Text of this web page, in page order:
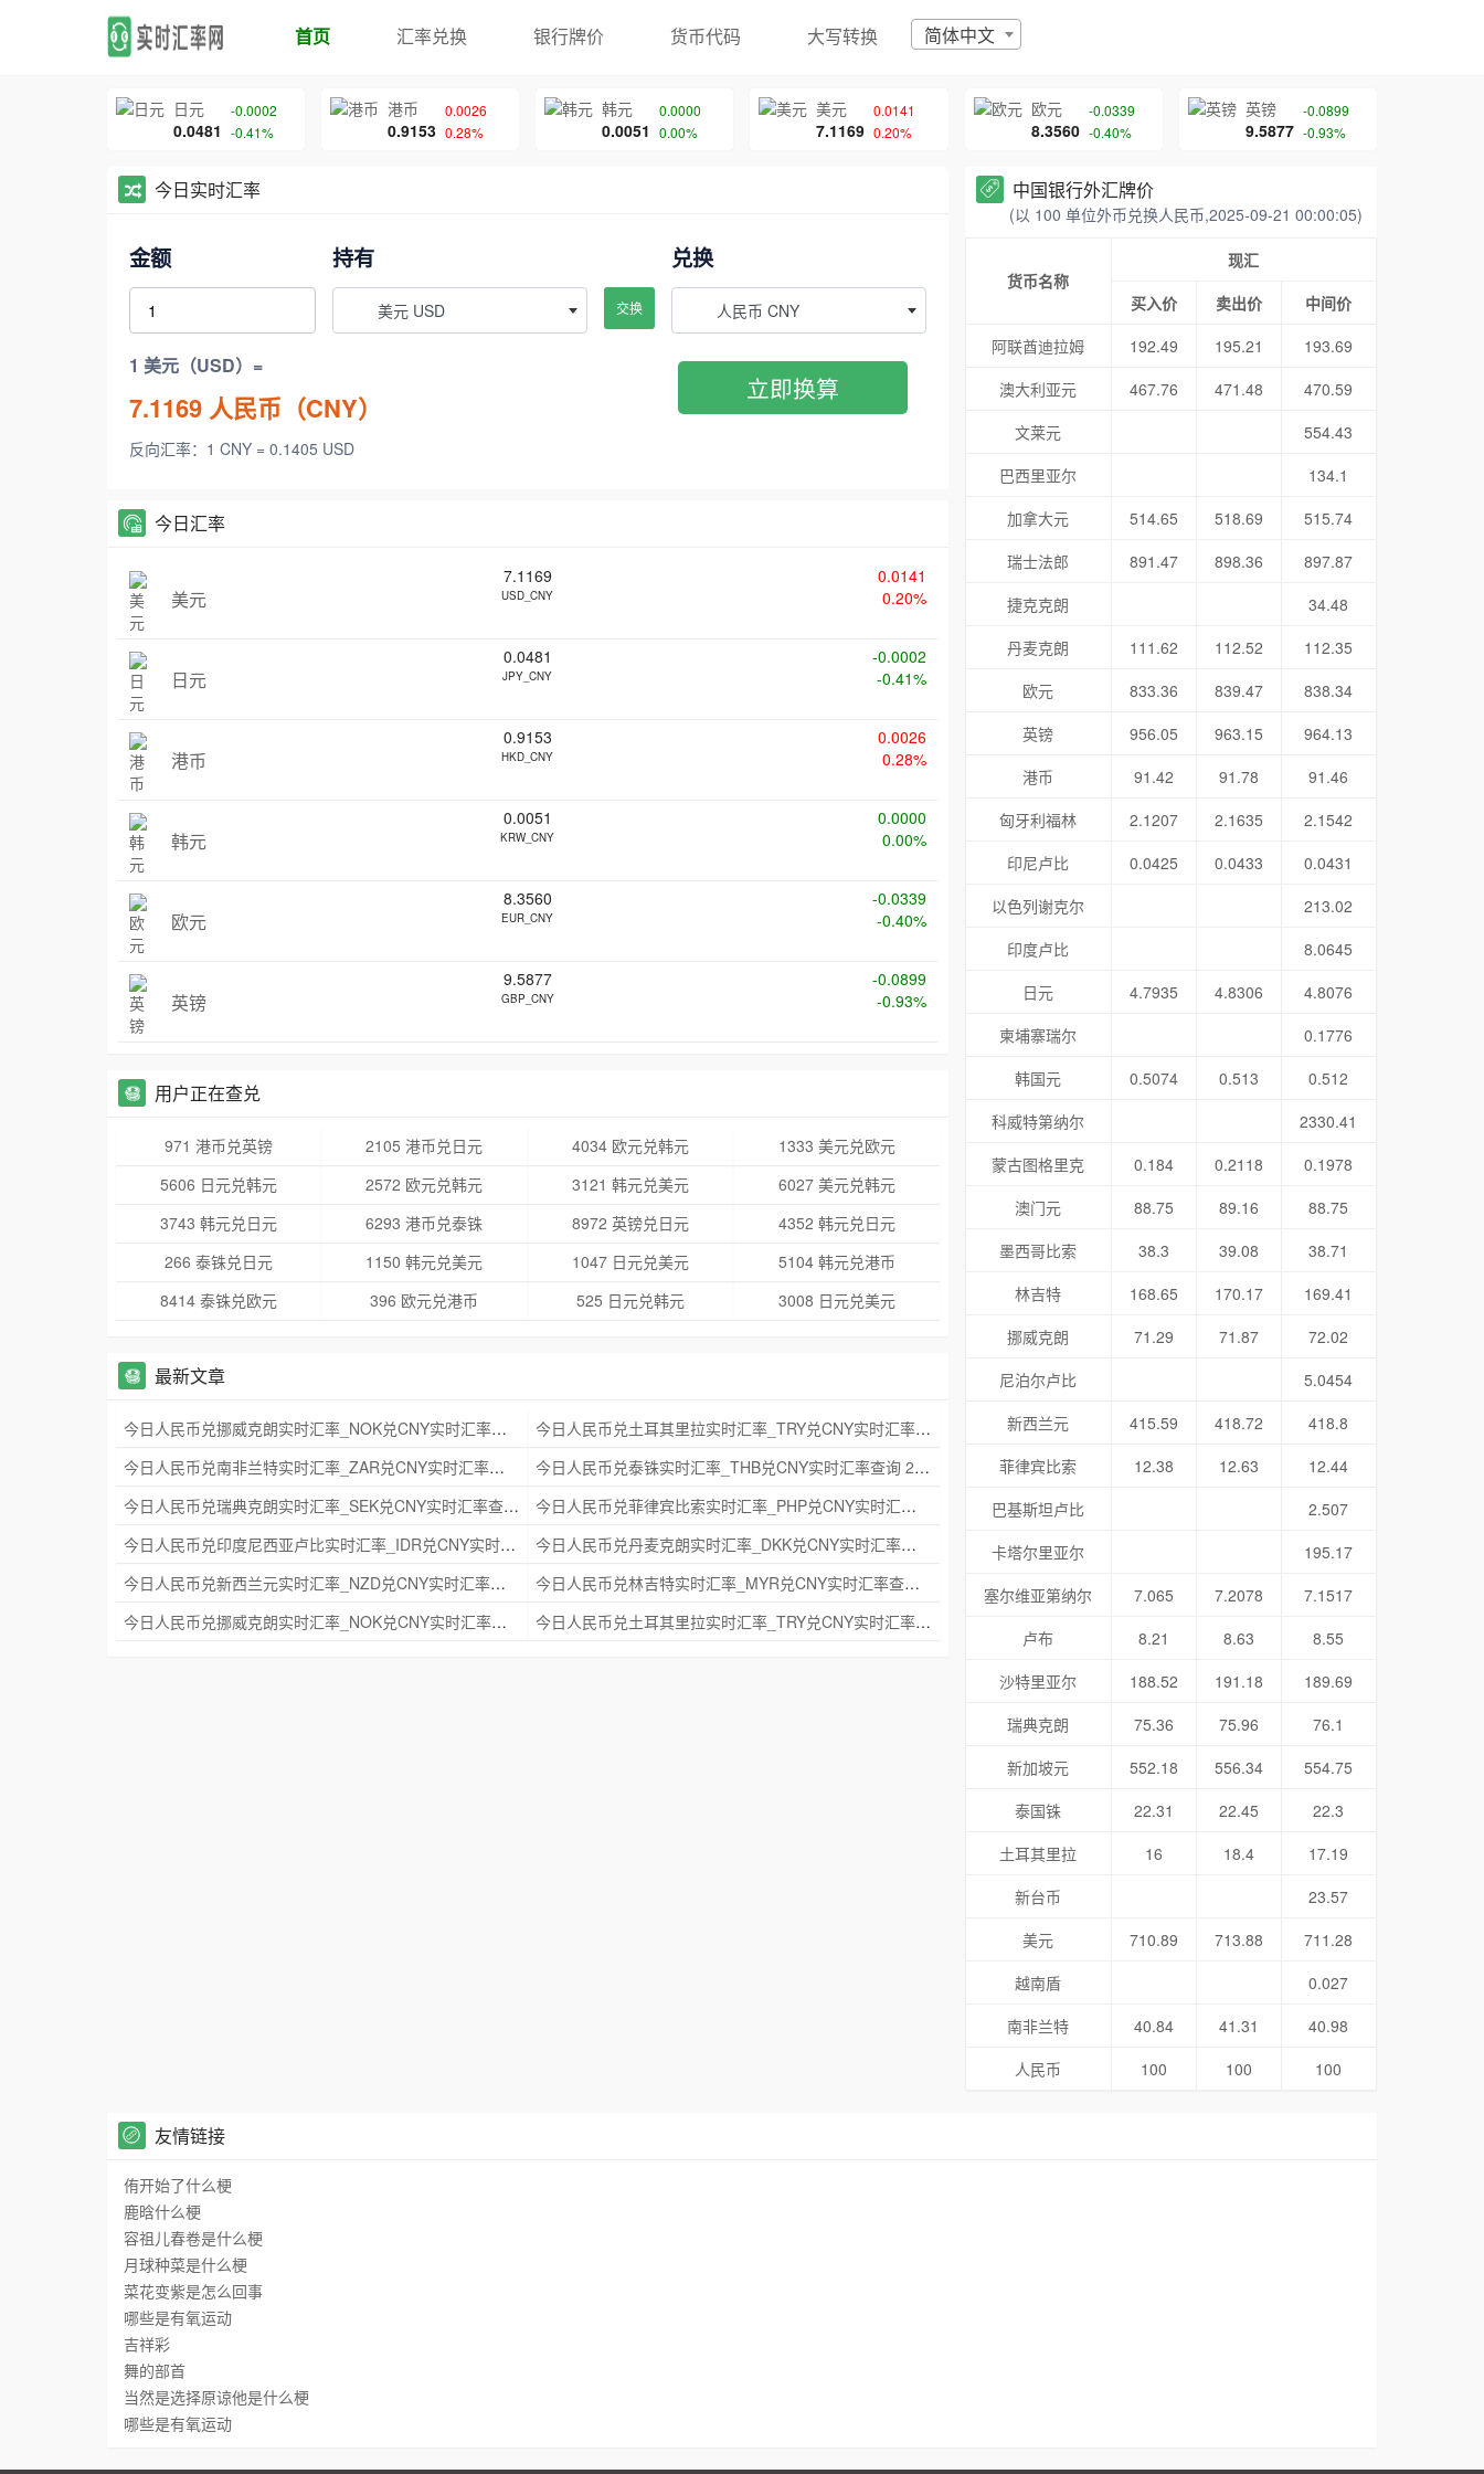
首页 汇率兑换 银行牌价 货币代码 大写转换 简体中文
日元
0.0481
-0.0002
-0.41%
港币
0.9153
0.0026
0.28%
韩元
0.0051
0.0000
0.00%
美元
7.1169
0.0141
0.20%
欧元
8.3560
-0.0339
-0.40%
英镑
9.5877
-0.0899
-0.93%
今日实时汇率
金额 持有
美元 USD 交换
兑换
人民币 CNY
1 美元（USD）=
7.1169 人民币（CNY）
反向汇率：1 CNY = 0.1405 USD
立即换算
今日汇率
美元
7.1169
USD_CNY
0.0141
0.20%
日元
0.0481
JPY_CNY
-0.0002
-0.41%
港币
0.9153
HKD_CNY
0.0026
0.28%
韩元
0.0051
KRW_CNY
0.0000
0.00%
欧元
8.3560
EUR_CNY
-0.0339
-0.40%
英镑
9.5877
GBP_CNY
-0.0899
-0.93%
用户正在查兑
971 港币兑英镑 2105 港币兑日元 4034 欧元兑韩元
1333 美元兑欧元
5606 日元兑韩元
2572 欧元兑韩元 3121 韩元兑美元
6027 美元兑韩元
3743 韩元兑日元
6293 港币兑泰铢 8972 英镑兑日元
4352 韩元兑日元
266 泰铢兑日元
1150 韩元兑美元 1047 日元兑美元
5104 韩元兑港币
8414 泰铢兑欧元
396 欧元兑港币 525 日元兑韩元 3008 日元兑美元
最新文章
今日人民币兑挪威克朗实时汇率_NOK兑CNY实时汇率查询 2025年09月21日
今日人民币兑土耳其里拉实时汇率_TRY兑CNY实时汇率查询 2025年09月21日
今日人民币兑南非兰特实时汇率_ZAR兑CNY实时汇率查询 2025年09月21日
今日人民币兑泰铢实时汇率_THB兑CNY实时汇率查询 2025年09月21日
今日人民币兑瑞典克朗实时汇率_SEK兑CNY实时汇率查询 2025年09月21日
今日人民币兑菲律宾比索实时汇率_PHP兑CNY实时汇率查询 2025年09月21日
今日人民币兑印度尼西亚卢比实时汇率_IDR兑CNY实时汇率查询 2025年09月21日
今日人民币兑丹麦克朗实时汇率_DKK兑CNY实时汇率查询 2025年09月21日
今日人民币兑新西兰元实时汇率_NZD兑CNY实时汇率查询 2025年09月21日
今日人民币兑林吉特实时汇率_MYR兑CNY实时汇率查询 2025年09月21日
今日人民币兑挪威克朗实时汇率_NOK兑CNY实时汇率查询 2025年09月21日
今日人民币兑土耳其里拉实时汇率_TRY兑CNY实时汇率查询 2025年09月21日
中国银行外汇牌价
(以 100 单位外币兑换人民币,2025-09-21 00:00:05)
货币名称
现汇
买入价
卖出价
中间价
阿联酋迪拉姆
192.49 195.21
193.69
澳大利亚元
467.76 471.48
470.59
文莱元
554.43
巴西里亚尔
134.1
加拿大元
514.65 518.69
515.74
瑞士法郎
891.47 898.36
897.87
捷克克朗
34.48
丹麦克朗
111.62 112.52
112.35
欧元
833.36 839.47
838.34
英镑
956.05 963.15
964.13
港币
91.42 91.78
91.46
匈牙利福林
2.1207 2.1635
2.1542
印尼卢比
0.0425 0.0433
0.0431
以色列谢克尔
213.02
印度卢比
8.0645
日元
4.7935 4.8306
4.8076
柬埔寨瑞尔
0.1776
韩国元
0.5074 0.513
0.512
科威特第纳尔
2330.41
蒙古图格里克
0.184 0.2118
0.1978
澳门元
88.75 89.16
88.75
墨西哥比索
38.3 39.08
38.71
林吉特
168.65 170.17
169.41
挪威克朗
71.29 71.87
72.02
尼泊尔卢比
5.0454
新西兰元
415.59 418.72
418.8
菲律宾比索
12.38 12.63
12.44
巴基斯坦卢比
2.507
卡塔尔里亚尔
195.17
塞尔维亚第纳尔
7.065 7.2078
7.1517
卢布
8.21 8.63
8.55
沙特里亚尔
188.52 191.18
189.69
瑞典克朗
75.36 75.96
76.1
新加坡元
552.18 556.34
554.75
泰国铢
22.31 22.45
22.3
土耳其里拉
16 18.4
17.19
新台币
23.57
美元
710.89 713.88
711.28
越南盾
0.027
南非兰特
40.84 41.31
40.98
人民币
100 100 100
友情链接
侑开始了什么梗
鹿晗什么梗
容祖儿春卷是什么梗
月球种菜是什么梗
菜花变紫是怎么回事
哪些是有氧运动
吉祥彩
舞的部首
当然是选择原谅他是什么梗
哪些是有氧运动